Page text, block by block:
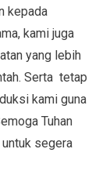
kepada
kami juga
yang lebih
Serta tetap
kami guna
Tuhan
segera